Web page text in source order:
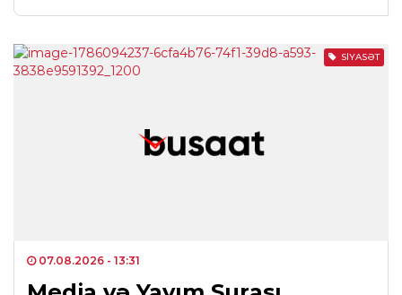
SIYASƏT
07.08.2026 - 13:31